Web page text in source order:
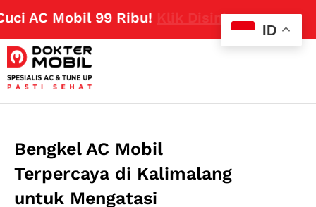
Mobil 99 Ribu!Klik Disini
Bengkel AC Mobil
Terpercaya di Kalimalang
untuk Mengatasi
ID